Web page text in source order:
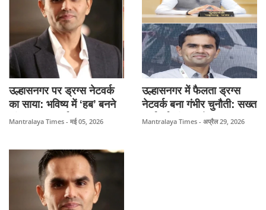
उल्हासनगर पर ड्रग्स नेटवर्क
का साया: भविष्य में ‘हब’ बनने
की आशंका, आईआरएस
चेतावनी।
Mantralaya Times - मई 05, 2026
उल्हासनगर में फैलता ड्रग्स
नेटवर्क बना गंभीर चुनौती: सख्त
कार्रवाई की मांग तेज, IRS
Mantralaya Times - अप्रैल 29, 2026